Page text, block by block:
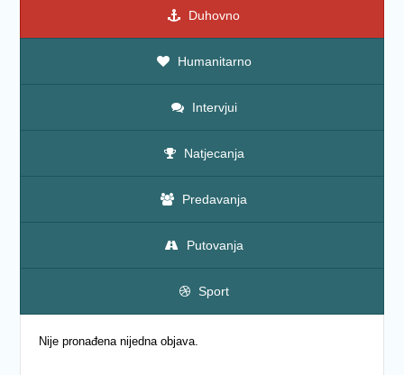
Duhovno
Humanitarno
Intervjui
Natjecanja
Predavanja
Putovanja
Sport
Nije pronađena nijedna objava.